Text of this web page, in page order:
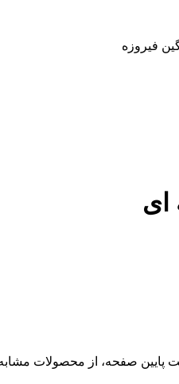
پایین صفحه، از محصولات مشابه